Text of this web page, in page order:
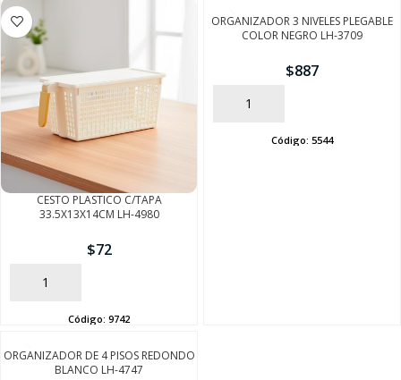
CESTO PLASTICO C/TAPA
33.5X13X14CM LH-4980
$72
AÑADIR
Código: 9742
ORGANIZADOR 3 NIVELES PLEGABLE
COLOR NEGRO LH-3709
$887
AÑADIR
Código: 5544
ORGANIZADOR DE 4 PISOS REDONDO
BLANCO LH-4747